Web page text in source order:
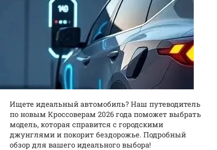
Ищете идеальный автомобиль? Наш путеводитель
по новым Кроссоверам 2026 года поможет выбрать
модель, которая справится с городскими
джунглями и покорит бездорожье. Подробный
обзор для вашего идеального выбора!